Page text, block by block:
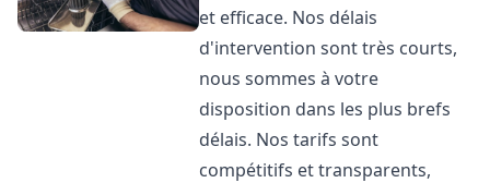
et efficace. Nos délais
d'intervention sont très courts,
nous sommes à votre
disposition dans les plus brefs
délais. Nos tarifs sont
compétitifs et transparents,